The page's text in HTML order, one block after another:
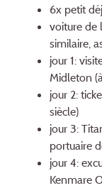
6x petit
voiture de
similaire,
jour 1:
Midleton
jour 2:
siècle)
jour 3:
portuaire
jour 4:
Kenmare